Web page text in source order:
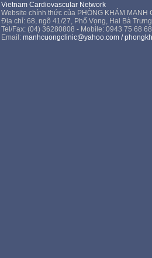
Vietnam Cardiovascular Network
Website chính thức của PHÒNG KHÁM MẠNH
Địa chỉ: 68, ngõ 41/27, Phố Vọng, Hai Bà
Tel/Fax: (04) 36280808 - Mobile: 0943 75 68
Email:manhcuongclinic@yahoo.com /